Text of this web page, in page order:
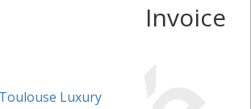
Invoice
Luxury